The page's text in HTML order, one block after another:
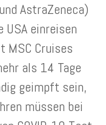
AstraZeneca)
einreisen
MSC Cruises
als 14 Tage
geimpft sein,
müssen bei